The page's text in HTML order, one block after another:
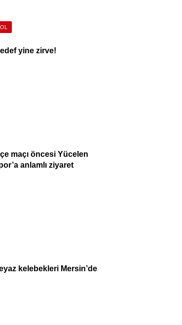
yine zirve!
maçı öncesi Yücelen
anlamlı ziyaret
kelebekleri Mersin’de